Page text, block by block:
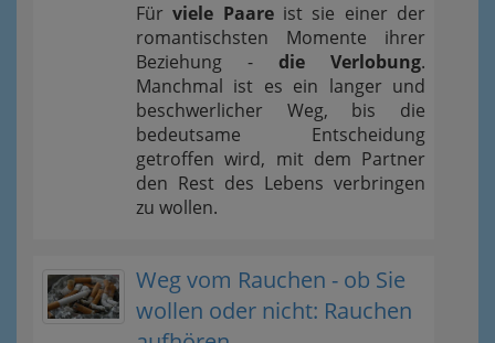
Fürviele Paareist sie einer der
romantischsten Momente ihrer
Beziehung - die Verlobung.
Manchmal ist es ein langer und
beschwerlicher Weg, bis die
bedeutsame Entscheidung
getroffen wird, mit dem Partner
den Rest des Lebens verbringen
zu wollen.
Weg vom Rauchen - ob Sie
wollen oder nicht: Rauchen